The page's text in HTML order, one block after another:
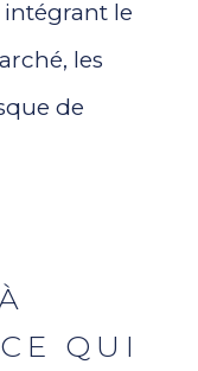
le
les
de
QUI